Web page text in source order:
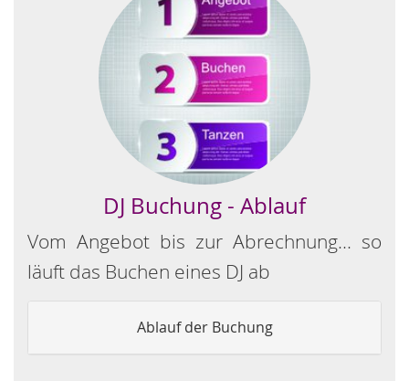
DJ Buchung - Ablauf
Vom Angebot bis zur Abrechnung... so
läuft das Buchen eines DJ ab
Ablauf der Buchung